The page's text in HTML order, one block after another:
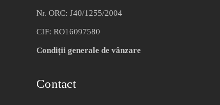
Nr. ORC: J40/1255/2004
CIF: RO16097580
Condiții generale de vânzare
Contact